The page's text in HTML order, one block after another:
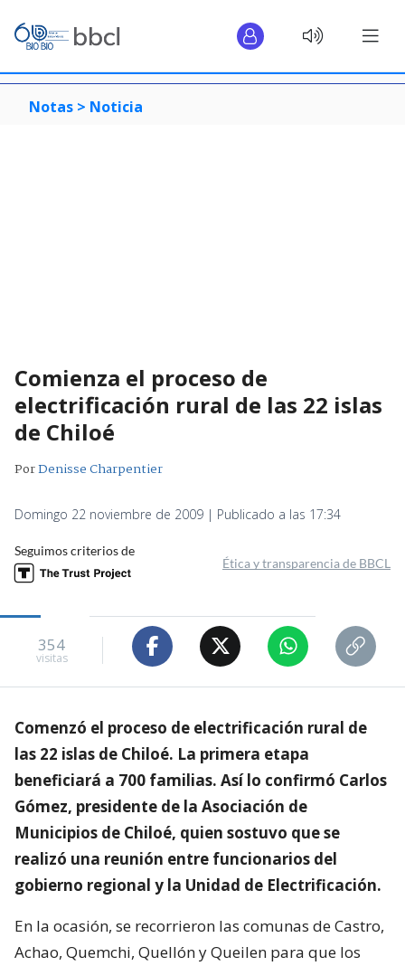
Notas > Noticia
Comienza el proceso de
electrificación rural de las 22 islas
de Chiloé
PorDenisse Charpentier
Domingo 22 noviembre de 2009 | Publicado a las 17:34
Seguimos criterios de
Ética y transparencia de BBCL
354
visitas
Comenzó el proceso de electrificación rural de
las 22 islas de Chiloé. La primera etapa
beneficiará a 700 familias. Así lo confirmó Carlos
Gómez, presidente de la Asociación de
Municipios de Chiloé, quien sostuvo que se
realizó una reunión entre funcionarios del
gobierno regional y la Unidad de Electrificación.
En la ocasión, se recorrieron las comunas de Castro,
Achao, Quemchi, Quellón y Queilen para que los